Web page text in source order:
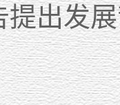
提出发